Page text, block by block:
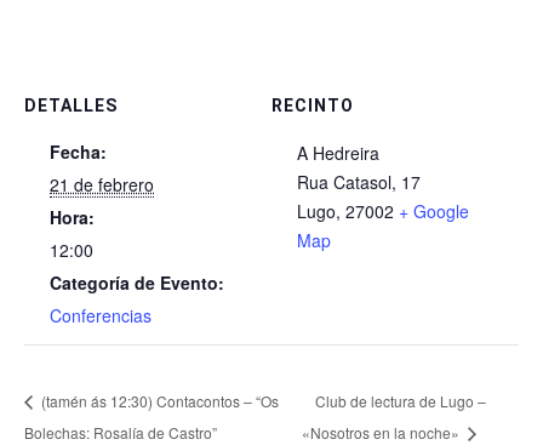
DETALLES
Fecha:
21 de febrero
Hora:
12:00
Categoría de Evento:
Conferencias
RECINTO
A Hedreira
Rua Catasol, 17
Lugo, 27002 + Google
Map
(tamén ás 12:30) Contacontos – “Os
Bolechas: Rosalía de Castro”
Club de lectura de Lugo –
«Nosotros en la noche»